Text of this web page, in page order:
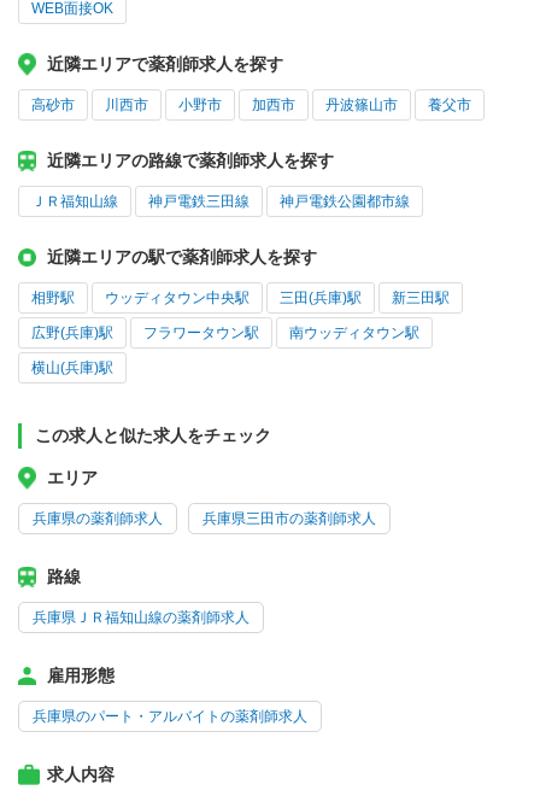
WEB面接OK
近隣エリアで薬剤師求人を探す
高砂市 川西市 小野市 加西市 丹波篠山市 養父市
近隣エリアの路線で薬剤師求人を探す
ＪＲ福知山線 神戸電鉄三田線 神戸電鉄公園都市線
近隣エリアの駅で薬剤師求人を探す
相野駅 ウッディタウン中央駅 三田(兵庫)駅 新三田駅
広野(兵庫)駅 フラワータウン駅 南ウッディタウン駅
横山(兵庫)駅
この求人と似た求人をチェック
エリア
兵庫県の薬剤師求人 兵庫県三田市の薬剤師求人
路線
兵庫県ＪＲ福知山線の薬剤師求人
雇用形態
兵庫県のパート・アルバイトの薬剤師求人
求人内容